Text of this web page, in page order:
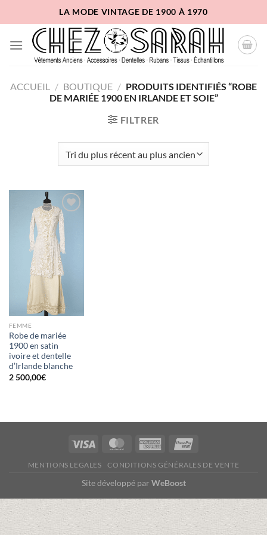
au
contenu
LA MODE VINTAGE DE 1900 À 1970
ACCUEIL / BOUTIQUE / PRODUITS IDENTIFIÉS “ROBE
DE MARIÉE 1900 EN IRLANDE ET SOIE”
FILTRER
Ajouter
à la liste
d'envies
FEMME
Robe de mariée
1900 en satin
ivoire et dentelle
d’Irlande blanche
2 500,00€
Visa MasterCardAmerican
MENTIONS LEGALES CONDITIONS GÉNÉRALES DE VENTE
Site développé par WeBoost